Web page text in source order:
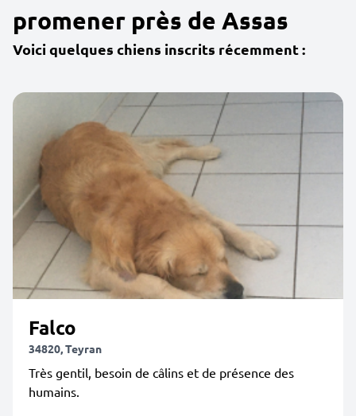
promener près de Assas
Voici quelques chiens inscrits récemment :
Falco
34820, Teyran
Très gentil, besoin de câlins et de présence des
humains.